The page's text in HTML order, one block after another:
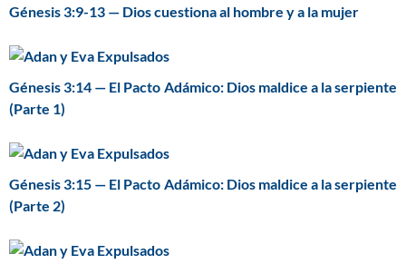
Génesis 3:9-13 — Dios cuestiona al hombre y a la mujer
Génesis 3:14 — El Pacto Adámico: Dios maldice a la serpiente
(Parte 1)
Génesis 3:15 — El Pacto Adámico: Dios maldice a la serpiente
(Parte 2)